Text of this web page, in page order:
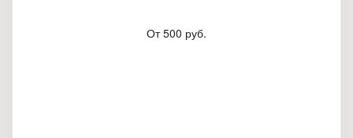
От 500 руб.